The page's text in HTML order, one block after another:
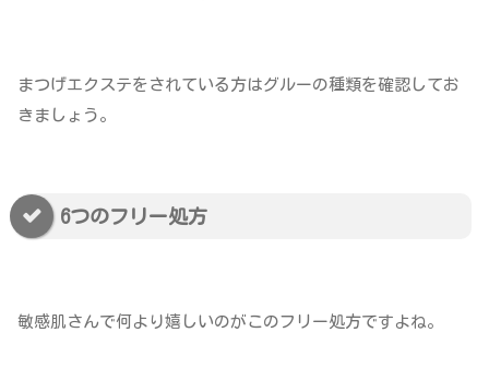
まつげエクステをされている方はグルーの種類を確認してお
きましょう。
6つのフリー処方
敏感肌さんで何より嬉しいのがこのフリー処方ですよね。